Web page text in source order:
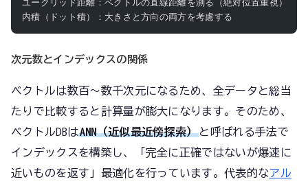
ユークリッド距離：ベクトルの直線距離を測る（絶対位置重視）
内積（ドット積）：大きさと方向の両方を考慮する
次元数とインデックスの関係
ベクトルは数百〜数千次元になるため、全データと総当
たりで比較すると計算量が膨大になります。そのため、
ベクトルDBはANN（近似最近傍探索） と呼ばれる手法で
インデックスを構築し、「完全に正確ではないが爆速に
近いものを返す」最適化を行っています。代表的なアル